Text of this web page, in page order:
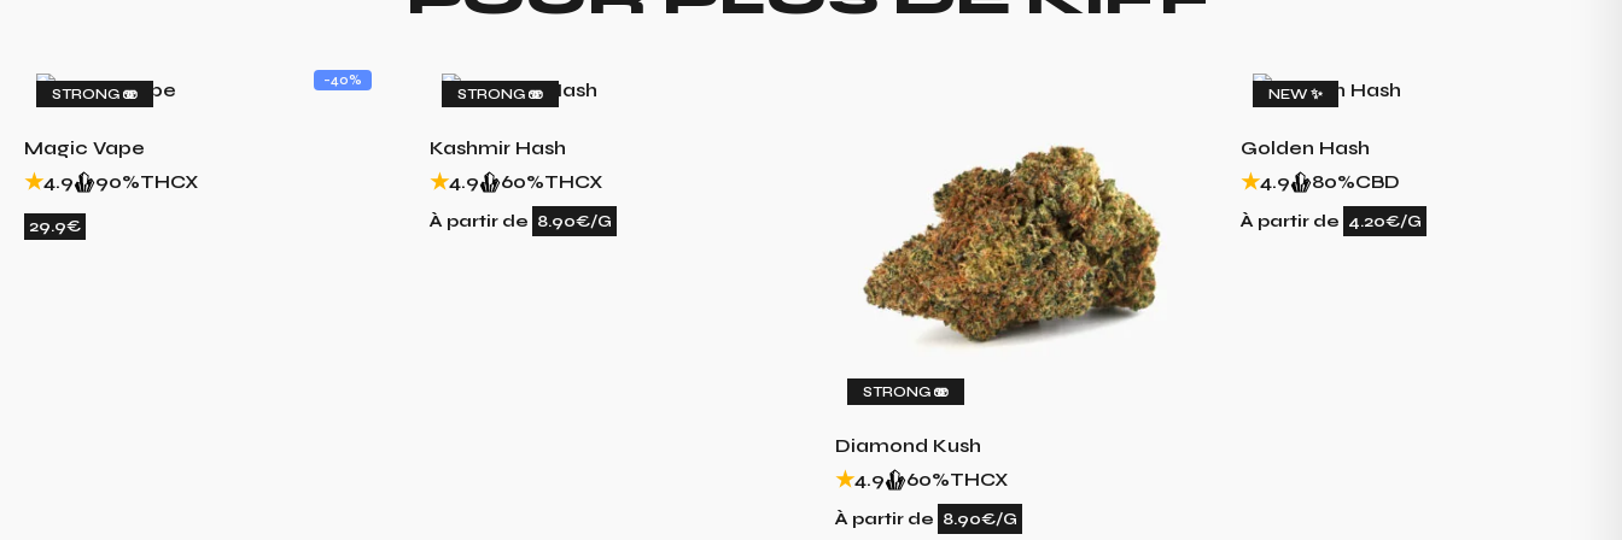
STRONG 🫨
Magic Vape
4.9
90%THCX
29.9€
-40%
STRONG 🫨
Kashmir Hash
4.9
60%THCX
À partir de 8.90€/G
STRONG 🫨
Diamond Kush
4.9
60%THCX
À partir de 8.90€/G
NEW ✨
Golden Hash
4.9
80%CBD
À partir de 4.20€/G